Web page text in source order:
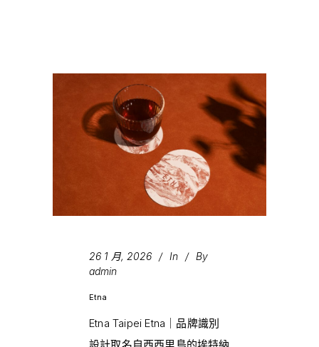
26 1 月, 2026 In
By
admin
Etna
Etna Taipei Etna｜品牌識別